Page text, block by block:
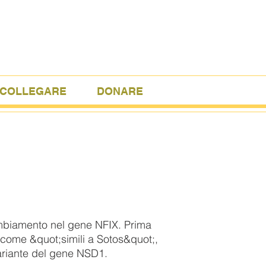
nel gene NFIX. Prima
&quot;simili a Sotos&quot;,
del gene NSD1.
DONARE